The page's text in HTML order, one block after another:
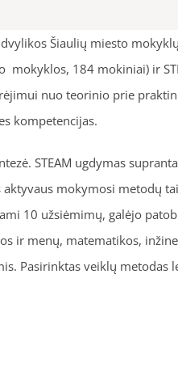
Šiaulių miesto
mokyklos, 184 mokiniai) ir
nuo teorinio prie
kompetencijas.
STEAM ugdymas
mokymosi metodų
10 užsiėmimų, galėjo
ir menų, matematikos,
Pasirinktas veiklų